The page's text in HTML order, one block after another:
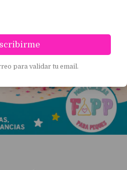
para validar tu email.